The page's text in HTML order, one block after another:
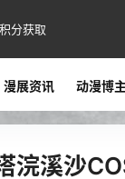
积分获取
漫展资讯 动漫博主
浣溪沙